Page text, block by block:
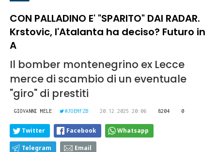
CON PALLADINO E' "SPARITO" DAI RADAR.
Krstovic, l'Atalanta ha deciso? Futuro in
A
Il bomber montenegrino ex Lecce
merce di scambio di un eventuale
"giro" di prestiti
GIOVANNI MELE @JOEMFZB 20.12.2025 20:06 8204 0
Twitter Facebook Whatsapp
Telegram Email